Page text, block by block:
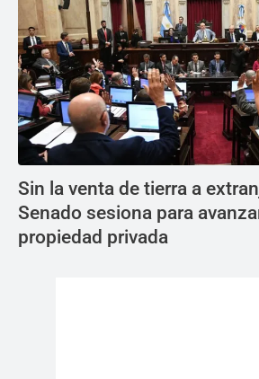
Sin la venta de tierra a
Senado sesiona para
propiedad privada